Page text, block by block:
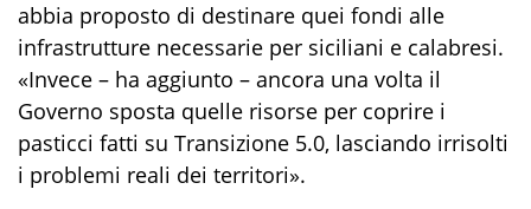
abbia proposto di destinare quei fondi alle
infrastrutture necessarie per siciliani e calabresi.
«Invece – ha aggiunto – ancora una volta il
Governo sposta quelle risorse per coprire i
pasticci fatti su Transizione 5.0, lasciando irrisolti
i problemi reali dei territori».